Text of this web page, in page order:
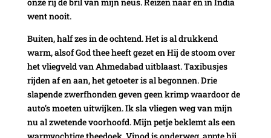
went nooit.
Buiten, half zes in de ochtend. Het is al drukkend
warm, alsof God thee heeft gezet en Hij de stoom over
het vliegveld van Ahmedabad uitblaast. Taxibusjes
rijden af en aan, het getoeter is al begonnen. Drie
slapende zwerfhonden geven geen krimp waardoor de
auto’s moeten uitwijken. Ik sla vliegen weg van mijn
nu al zwetende voorhoofd. Mijn petje beklemt als een